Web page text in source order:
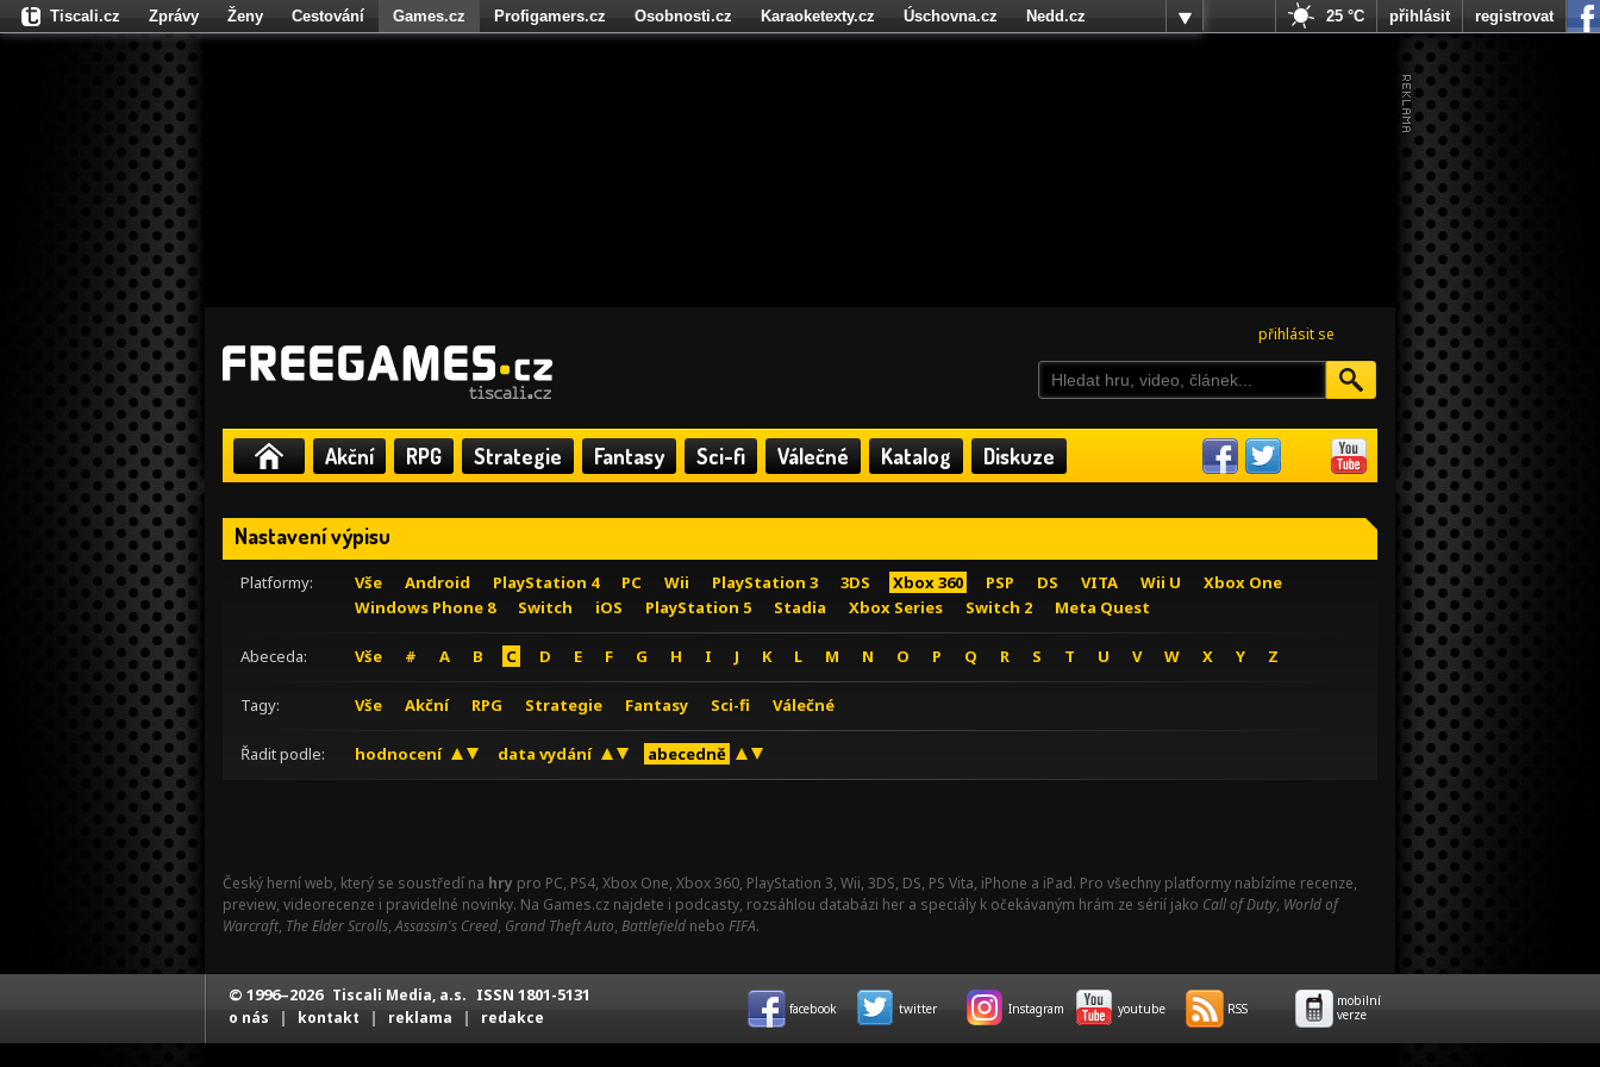
přihlásit se
Akční RPG Strategie Fantasy Sci-fi Válečné Katalog Diskuze
Nastavení výpisu
Platformy: Vše Android PlayStation 4 PC Wii PlayStation 3 3DS Xbox 360 PSP DS VITA Wii U
Xbox One
Windows Phone 8
Switch iOS PlayStation 5 Stadia Xbox Series Switch 2 Meta Quest
Abeceda: Vše # A B C D E F G H I J K L M N O P Q R S T U V W X Y Z
Tagy: Vše Akční RPG Strategie Fantasy Sci-fi Válečné
Řadit podle: hodnocení data vydání abecedně
Český herní web, který se soustředí na hry pro PC, PS4, Xbox One, Xbox 360, PlayStation 3, Wii, 3DS, DS, PS Vita, iPhone a iPad. Pro všechny platformy nabízíme recenze,
preview, videorecenze i pravidelné novinky. Na Games.cz najdete i podcasty, rozsáhlou databázi her a speciály k očekávaným hrám ze sérií jako Call of Duty, World of
Warcraft, The Elder Scrolls,Assassin's Creed, Grand Theft Auto, Battlefield nebo FIFA.
Tiscali.cz Zprávy Ženy Cestování Games.cz Profigamers.cz Osobnosti.cz Karaoketexty.cz Úschovna.cz
Nedd.cz
Fights.cz
25 °C přihlásit registrovat
© 1996–2026 Tiscali Media, a.s. ISSN 1801-5131
o nás | kontakt | reklama | redakce facebook twitter Instagram youtube RSS
mobilní
verze